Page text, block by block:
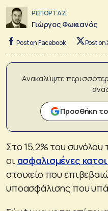
ΡΕΠΟΡΤΑΖ
Γιώργος Φωκιανός
Post on Facebook Post on
Ανακαλύψτε
Προσθήκη
Στο 15,2% του συνόλου
οι ασφαλισμένες
στοιχείο που
υποασφάλισης που